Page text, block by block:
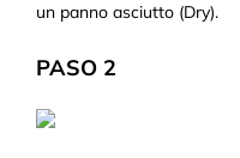
un panno asciutto (Dry).
PASO 2